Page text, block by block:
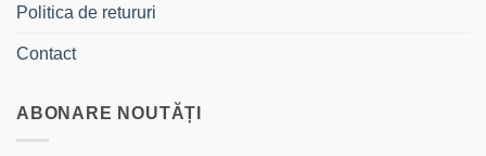
Politica de retururi
Contact
ABONARE NOUTĂȚI